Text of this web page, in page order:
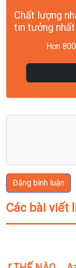
Chất lượng
tin tưởng nhất
Hơn
Đăng bình luận
Các bài viết
Previous